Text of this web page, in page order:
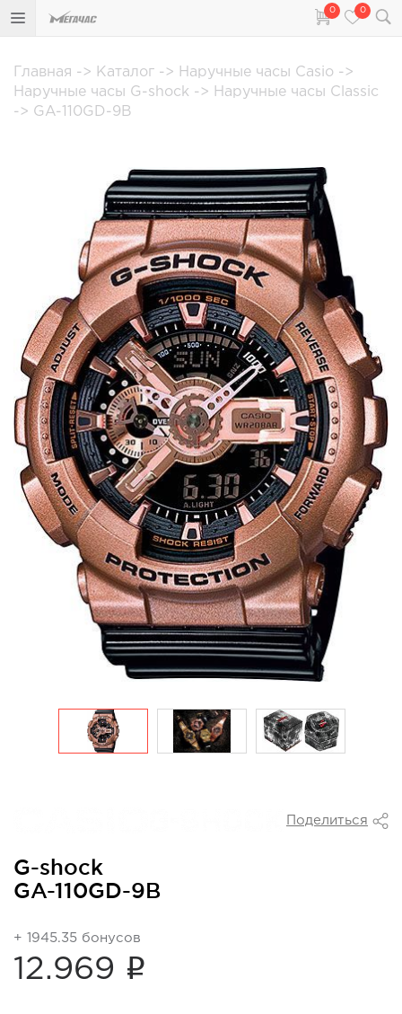
0 0
Главная -> Каталог -> Наручные часы Casio ->
Наручные часы G-shock -> Наручные часы Classic
-> GA-110GD-9B
Поделиться
G-shock
GA-110GD-9B
+ 1945.35 бонусов
12.969 i